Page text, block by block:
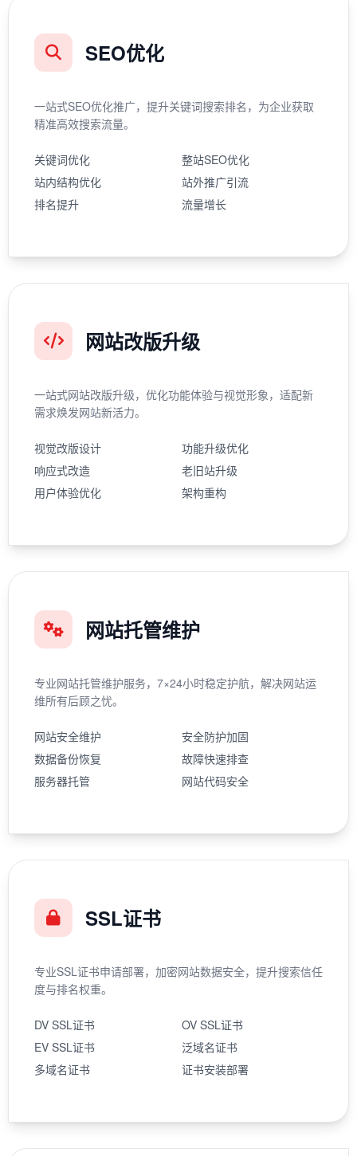
SEO优化
一站式SEO优化推广，提升关键词搜索排名，为企业获取
精准高效搜索流量。
关键词优化
整站SEO优化
站内结构优化
站外推广引流
排名提升
流量增长
网站改版升级
一站式网站改版升级，优化功能体验与视觉形象，适配新
需求焕发网站新活力。
视觉改版设计
功能升级优化
响应式改造
老旧站升级
用户体验优化
架构重构
网站托管维护
专业网站托管维护服务，7×24小时稳定护航，解决网站运
维所有后顾之忧。
网站安全维护
安全防护加固
数据备份恢复
故障快速排查
服务器托管
网站代码安全
SSL证书
专业SSL证书申请部署，加密网站数据安全，提升搜索信任
度与排名权重。
DV SSL证书
OV SSL证书
EV SSL证书
泛域名证书
多域名证书
证书安装部署